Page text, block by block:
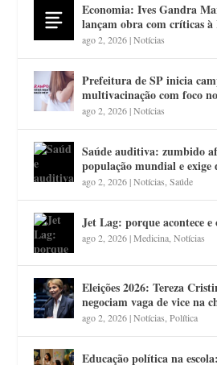
Economia: Ives Gandra
lançam obra com críticas
ago 2, 2026|Notícias
Prefeitura de SP inicia
multivacinação com foco
ago 2, 2026|Notícias
Saúde auditiva: zumbido
população mundial e exige
ago 2, 2026|Notícias,Saúde
Jet Lag: porque acontece e
ago 2, 2026|Medicina,Notícias
Eleições 2026: Tereza
negociam vaga de vice na
ago 2, 2026|Notícias,Política
Educação política na